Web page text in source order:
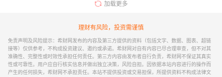
加载更多
理财有风险，投资需谨慎
免责声明及风险提示：希财网发布的内容及第三方提供的资料（包括文字、数据、图表、超链
接等）仅供参考，不构成投资建议、邀约或承诺。希财网对自有内容已尽合理审查，但不对其
准确性、完整性或时效性承担任何责任。第三方内容由发布者自行负责，希财网不保证其真实
性或可靠性。用户应自行核实信息并做出独立决策，风险自担。因依据本站内容进行的操作而
产生的任何损失，希财网不承担责任。本站不提供投资或交易担保，所提供资料不构成法律文